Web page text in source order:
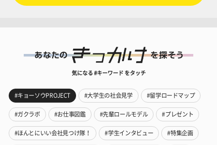
気になる #キーワード をタッチ
#キョーソウPROJECT #大学生の社会見学 #留学ロードマップ
#ガクラボ #お仕事図鑑 #先輩ロールモデル #プレゼント
#ほんとにいい会社見つけ隊！ #学生インタビュー #特集企画